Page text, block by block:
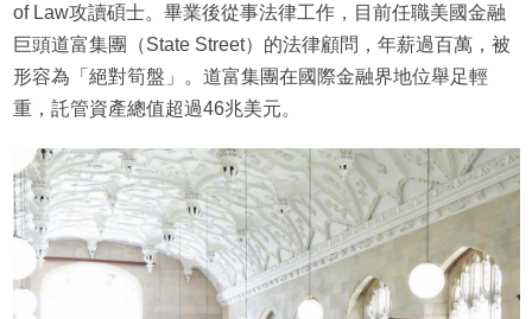
of Law攻讀碩士。畢業後從事法律工作，目前任職美國金融
巨頭道富集團（State Street）的法律顧問，年薪過百萬，被
形容為「絕對筍盤」。道富集團在國際金融界地位舉足輕
重，託管資產總值超過46兆美元。